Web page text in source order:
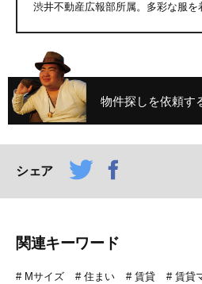
渋井不動産広報部所属。多彩な服を
物件探しを依頼す
シェア
関連キーワード
Mサイズ 住まい 賃貸 賃貸